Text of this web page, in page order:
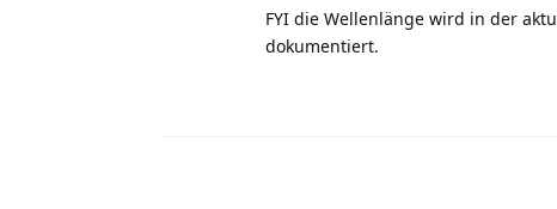
FYI die Wellenlänge wird in der
dokumentiert.